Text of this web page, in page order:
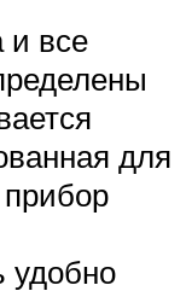
и все
для
удобно